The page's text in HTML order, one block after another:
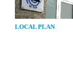
LOCAL PLAN